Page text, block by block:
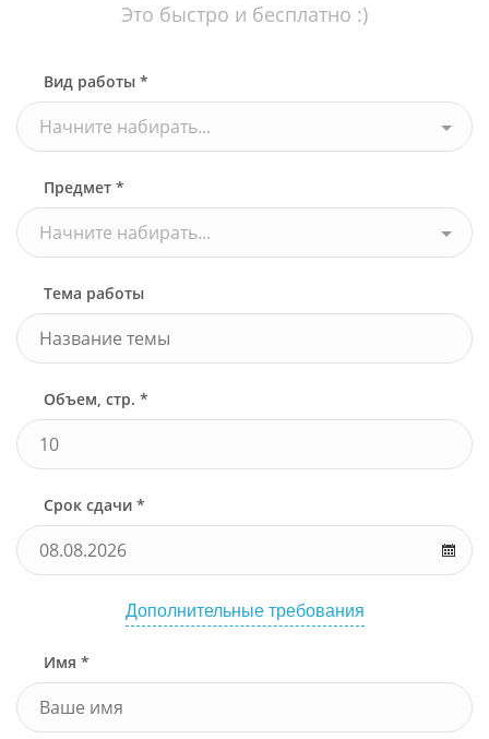
Это быстро и бесплатно :)
Вид работы *
Начните набирать...
Предмет *
Начните набирать...
Тема работы
Объем, стр. *
Срок сдачи *
Дополнительные требования
Имя *